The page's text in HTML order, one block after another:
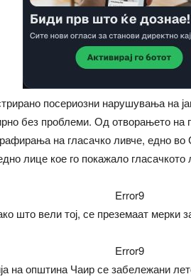
посериозни нарушувања на
без проблеми. Од отворањето на
на гласачко ливче, едно
лице кое го покажало
Error9
што вели тој, се преземаат мерки
Error9
на општина Чаир се забележани